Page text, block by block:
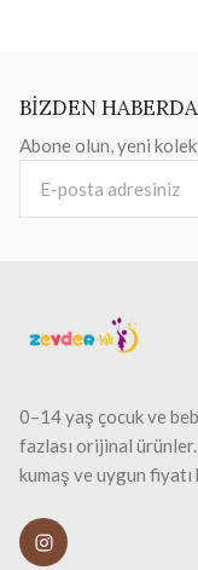
BİZDEN
Abone olun, yeni
0–14 yaş çocuk ve
fazlası orijinal
kumaş ve uygun